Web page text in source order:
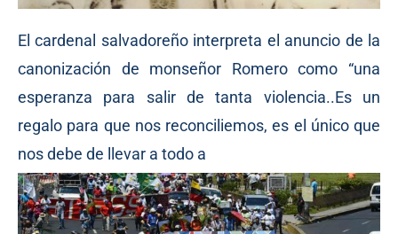
El cardenal salvadoreño interpreta el anuncio de la
canonización de monseñor Romero como “una
esperanza para salir de tanta violencia..Es un
regalo para que nos reconciliemos, es el único que
nos debe de llevar a todo a